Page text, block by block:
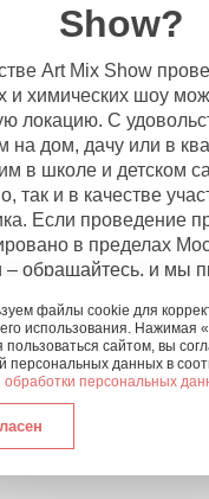
Show?
Art Mix Show
и химических шоу
локацию. С
на дом, дачу или в
в школе и детском
так и в качестве
Если проведение
в пределах
– обращайтесь, и мы
с нами, оставьте
звонок или
+7 (495) 877-30-01.
файлы cookie для
использования. Нажимая
сайтом, вы
персональных данных в
обработки персональных